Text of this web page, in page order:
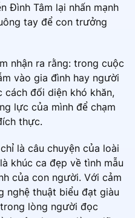
Đình Tâm lại nhấn mạnh
tay để con trưởng
nhận ra rằng: trong cuộc
vào gia đình hay người
cách đối diện khó khăn,
lực của mình để chạm
thực.
là câu chuyện của loài
khúc ca đẹp về tình mẫu
của con người. Với cảm
nghệ thuật biểu đạt giàu
lòng người đọc